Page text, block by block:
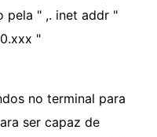
pela " ,. inet addr "
"
no terminal para
ser capaz de